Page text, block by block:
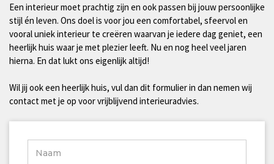
Een interieur moet prachtig zijn en ook passen bij jouw persoonlijke
stijl én leven. Ons doel is voor jou een comfortabel, sfeervol en
vooral uniek interieur te creëren waarvan je iedere dag geniet, een
heerlijk huis waar je met plezier leeft. Nu en nog heel veel jaren
hierna. En dat lukt ons eigenlijk altijd!
Wil jij ook een heerlijk huis, vul dan dit formulier in dan nemen wij
contact met je op voor vrijblijvend interieuradvies.